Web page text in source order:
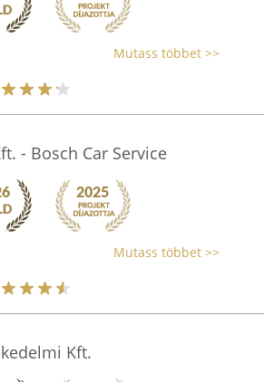
Mutass többet >>
- Bosch Car Service
Mutass többet >>
Kft.